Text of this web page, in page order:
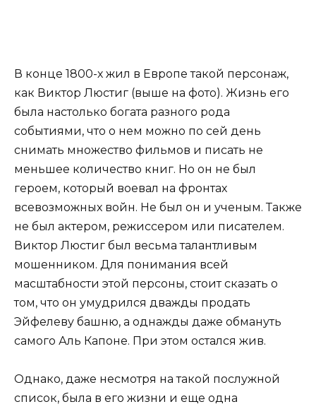
В конце 1800-х жил в Европе такой персонаж,
как Виктор Люстиг (выше на фото). Жизнь его
была настолько богата разного рода
событиями, что о нем можно по сей день
снимать множество фильмов и писать не
меньшее количество книг. Но он не был
героем, который воевал на фронтах
всевозможных войн. Не был он и ученым. Также
не был актером, режиссером или писателем.
Виктор Люстиг был весьма талантливым
мошенником. Для понимания всей
масштабности этой персоны, стоит сказать о
том, что он умудрился дважды продать
Эйфелеву башню, а однажды даже обмануть
самого Аль Капоне. При этом остался жив.
Однако, даже несмотря на такой послужной
список, была в его жизни и еще одна